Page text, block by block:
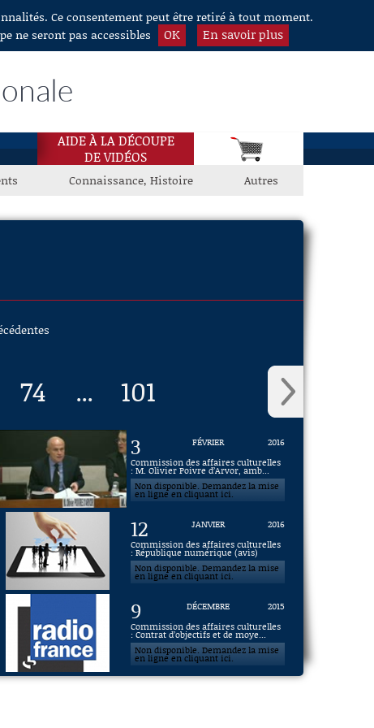
Ce consentement peut être retiré à tout moment.
ne seront pas accessibles
OK En savoir plus
AIDE À LA DÉCOUPE
DE VIDÉOS
Connaissance, Histoire Autres
74 ... 101
3 FÉVRIER
2016
Commission des affaires culturelles
: M. Olivier Poivre d’Arvor, amb...
Non disponible. Demandez la mise
en ligne en cliquant ici.
12 JANVIER
2016
Commission des affaires culturelles
: République numérique (avis)
Non disponible. Demandez la mise
en ligne en cliquant ici.
9 DÉCEMBRE
2015
Commission des affaires culturelles
: Contrat d’objectifs et de moye...
Non disponible. Demandez la mise
en ligne en cliquant ici.